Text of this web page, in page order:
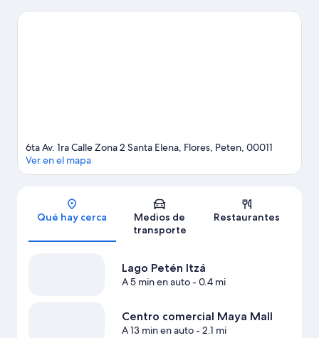
de Flores
Sección del mapa
6ta Av. 1ra Calle Zona 2 Santa Elena, Flores, Peten, 00011
Ver en el mapa
Qué hay cerca
Medios de
transporte
Restaurantes
Lago Petén Itzá
A 5 min en auto- 0.4 mi
Centro comercial Maya Mall
A 13 min en auto- 2.1 mi